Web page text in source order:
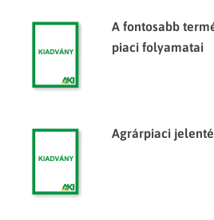
A fontosabb
piaci folyamatai
Agrárpiaci